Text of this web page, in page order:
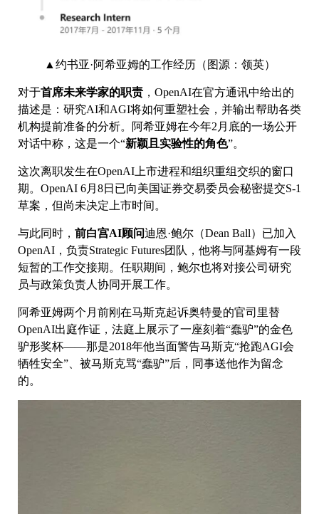
▲约书亚·阿希亚姆的工作经历（图源：领英）
对于首席未来学家的职责 ，OpenAI在官方通讯中给出的
描述是：研究AI和AGI将如何重塑社会，并输出帮助各类
机构提前准备的分析。阿希亚姆在今年2月底的一场公开
对话中称，这是一个“新颖且实验性的角色”。
这次离职发生在OpenAI上市进程和组织重组交织的窗口
期。OpenAI 6月8日已向美国证券交易委员会秘密提交S-1
草案，但尚未决定上市时间。
与此同时， 前白宫AI顾问迪恩·鲍尔（Dean Ball）已加入
OpenAI，负责Strategic Futures团队，他将与阿基姆有一段
短暂的工作交接期。任职期间，鲍尔也将对接公司研究
员与政策负责人协同开展工作。
阿希亚姆两个月前刚在马斯克起诉奥特曼的官司里替
OpenAI出庭作证，法庭上展示了一座刻着“蠢驴”的金色
驴形奖杯——那是2018年他当面警告马斯克“抢跑AGI会
牺牲安全”、被马斯克骂“蠢驴”后，同事送他作为留念
的。